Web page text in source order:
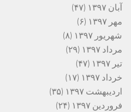
آبان ۱۳۹۷
(۴۷)
مهر ۱۳۹۷
(۶)
شهریور ۱۳۹۷
(۸)
مرداد ۱۳۹۷
(۲۹)
تیر ۱۳۹۷
(۴۷)
خرداد ۱۳۹۷
(۱۷)
اردیبهشت ۱۳۹۷
(۳۵)
فروردین ۱۳۹۷
(۲۴)